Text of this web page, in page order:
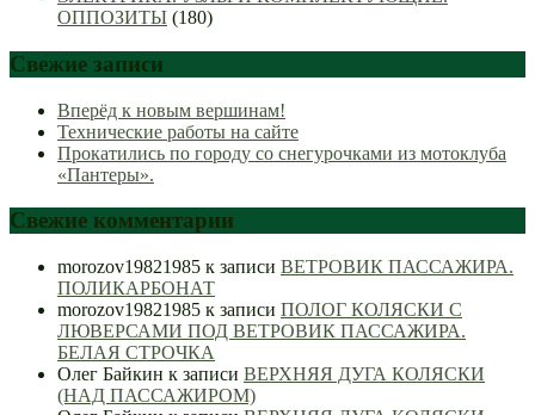
ОППОЗИТЫ (180)
Свежие записи
Вперёд к новым вершинам!
Технические работы на сайте
Прокатились по городу со снегурочками из мотоклуба
«Пантеры».
Свежие комментарии
morozov19821985 к записи ВЕТРОВИК ПАССАЖИРА.
ПОЛИКАРБОНАТ
morozov19821985 к записи ПОЛОГ КОЛЯСКИ С
ЛЮВЕРСАМИ ПОД ВЕТРОВИК ПАССАЖИРА.
БЕЛАЯ СТРОЧКА
Олег Байкин к записи ВЕРХНЯЯ ДУГА КОЛЯСКИ
(НАД ПАССАЖИРОМ)